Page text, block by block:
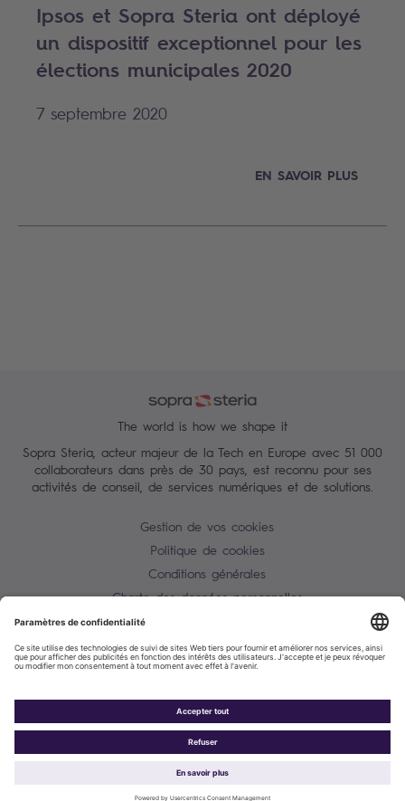
Ipsos et Sopra Steria ont déployé
un dispositif exceptionnel pour les
élections municipales 2020
7 septembre 2020
EN SAVOIR PLUS
The world is how we shape it
Sopra Steria, acteur majeur de la Tech en Europe avec 51 000
collaborateurs dans près de 30 pays, est reconnu pour ses
activités de conseil, de services numériques et de solutions.
Gestion de vos cookies
Politique de cookies
Conditions générales
Charte des données personnelles
Alerte Tentative d'escroquerie / usurpation d'identité
Plan du site
Contactez-nous